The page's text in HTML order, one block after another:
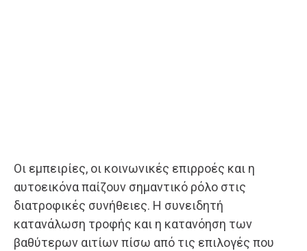
Οι εμπειρίες, οι κοινωνικές επιρροές και η
αυτοεικόνα παίζουν σημαντικό ρόλο στις
διατροφικές συνήθειες. Η συνειδητή
κατανάλωση τροφής και η κατανόηση των
βαθύτερων αιτίων πίσω από τις επιλογές που